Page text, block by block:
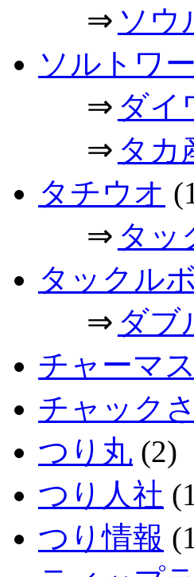
⇒ ソウ
ソルトワ
⇒ ダイ
⇒ タカ
タチウオ
⇒ タッ
タックル
⇒ ダブ
チャーマス
チャック
つり丸 (2)
つり人社
つり情報